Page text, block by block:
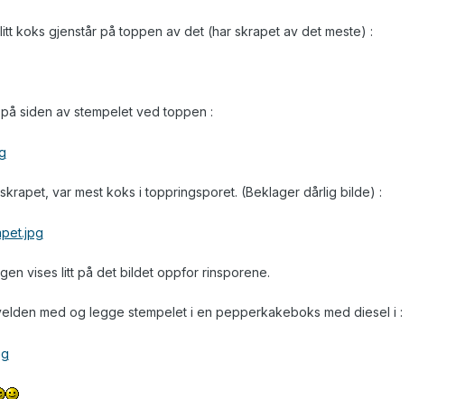
koks gjenstår på toppen av det (har skrapet av det meste) :
siden av stempelet ved toppen :
var mest koks i toppringsporet. (Beklager dårlig bilde) :
vises litt på det bildet oppfor rinsporene.
med og legge stempelet i en pepperkakeboks med diesel i :